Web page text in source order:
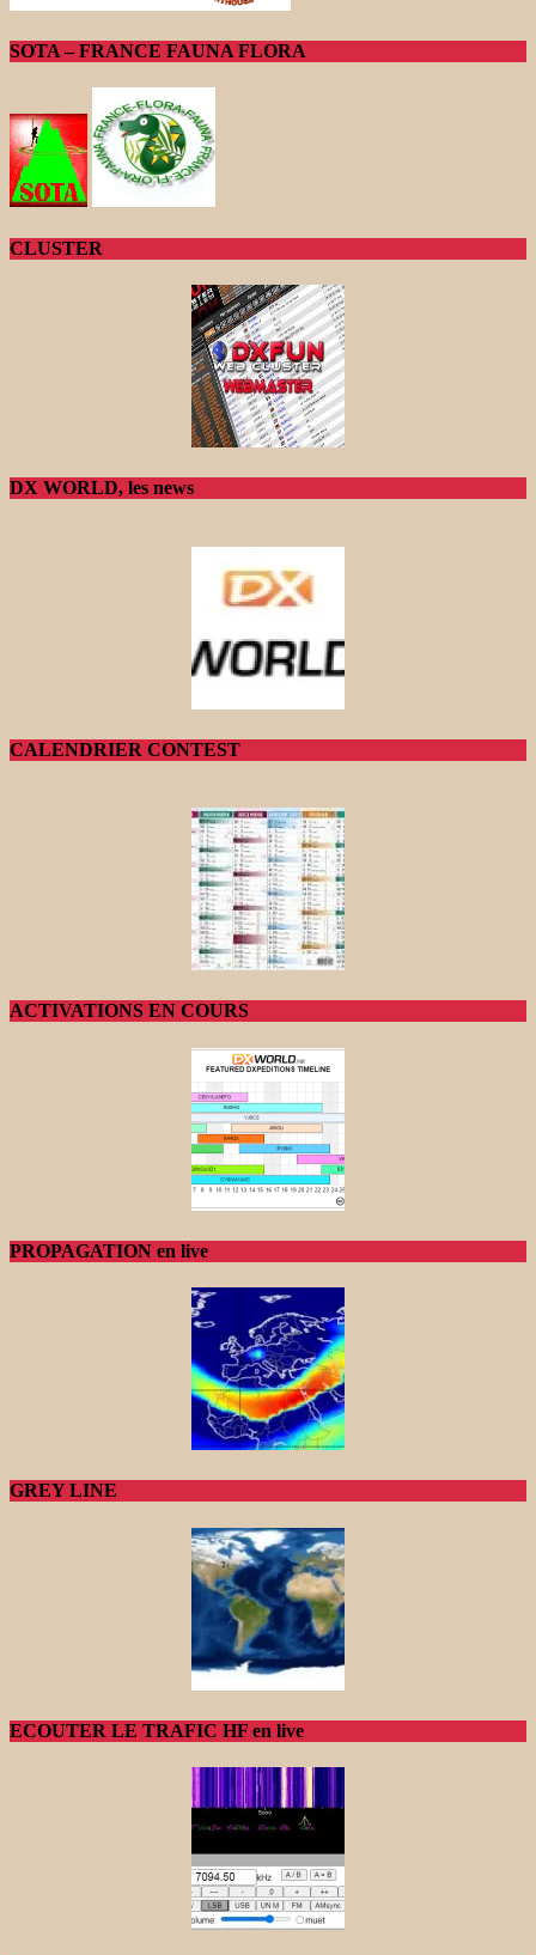
SOTA – FRANCE FAUNA FLORA
CLUSTER
DX WORLD, les news
CALENDRIER CONTEST
ACTIVATIONS EN COURS
PROPAGATION en live
GREY LINE
ECOUTER LE TRAFIC HF en live